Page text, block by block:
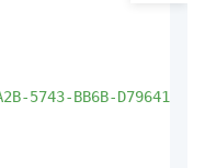
5743-BB6B-